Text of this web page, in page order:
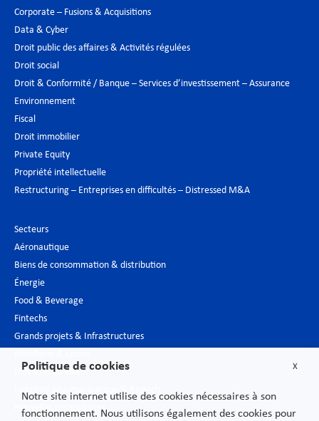
Corporate – Fusions & Acquisitions
Data & Cyber
Droit public des affaires & Activités régulées
Droit social
Droit & Conformité / Banque – Services d’investissement – Assurance
Environnement
Fiscal
Droit immobilier
Private Equity
Propriété intellectuelle
Restructuring – Entreprises en difficultés – Distressed M&A
Secteurs
Aéronautique
Biens de consommation & distribution
Énergie
Food & Beverage
Fintechs
Grands projets & Infrastructures
Industrie du luxe
Industrie pharmaceutique & Biotech
Nouvelles technologies
X
Politique de cookies
Notre site internet utilise des cookies nécessaires à son
fonctionnement. Nous utilisons également des cookies pour